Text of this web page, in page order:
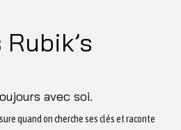
avec soi.
quand on cherche ses clés et raconte